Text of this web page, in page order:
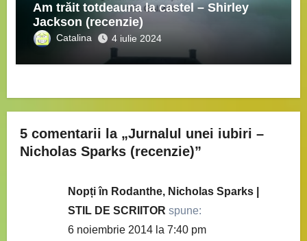
Am trăit totdeauna la castel – Shirley
Jackson (recenzie)
Catalina 4 iulie 2024
5 comentarii la „Jurnalul unei iubiri –
Nicholas Sparks (recenzie)”
Nopți în Rodanthe, Nicholas Sparks |
STIL DE SCRIITOR spune:
6 noiembrie 2014 la 7:40 pm